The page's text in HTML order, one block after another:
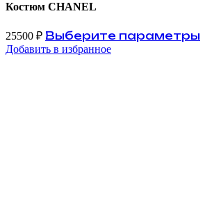
Костюм CHANEL
25500 ₽ Выберите параметры
Добавить в избранное